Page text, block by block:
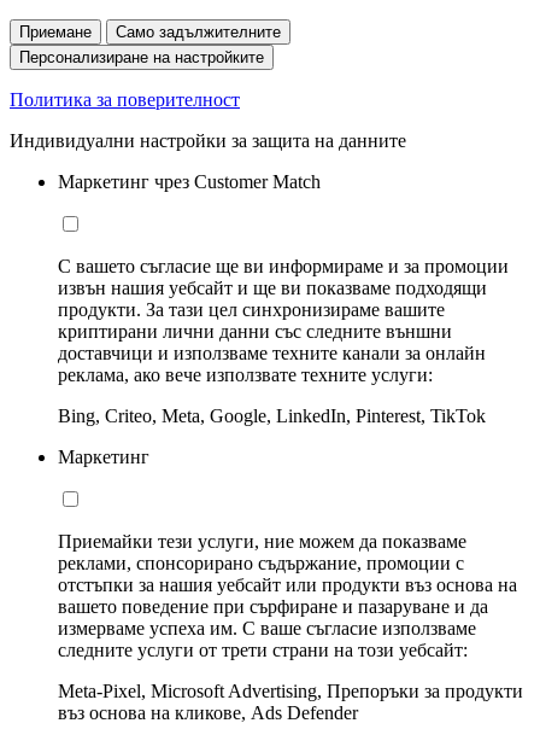
Приемане
Само задължителните
Персонализиране на настройките
Политика за поверителност
Индивидуални настройки за защита на данните
Маркетинг чрез Customer Match
С вашето съгласие ще ви информираме и за промоции
извън нашия уебсайт и ще ви показваме подходящи
продукти. За тази цел синхронизираме вашите
криптирани лични данни със следните външни
доставчици и използваме техните канали за онлайн
реклама, ако вече използвате техните услуги:
Bing, Criteo, Meta, Google, LinkedIn, Pinterest, TikTok
Маркетинг
Приемайки тези услуги, ние можем да показваме
реклами, спонсорирано съдържание, промоции с
отстъпки за нашия уебсайт или продукти въз основа на
вашето поведение при сърфиране и пазаруване и да
измерваме успеха им. С ваше съгласие използваме
следните услуги от трети страни на този уебсайт:
Meta-Pixel, Microsoft Advertising, Препоръки за продукти
въз основа на кликове, Ads Defender